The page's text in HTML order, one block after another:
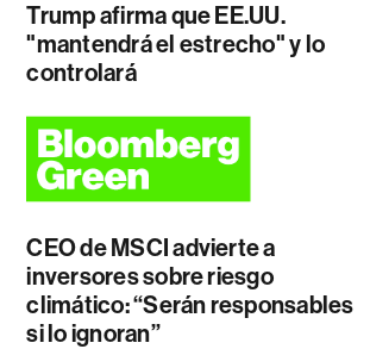
Trump afirma que EE.UU.
"mantendrá el estrecho" y lo
controlará
CEO de MSCI advierte a
inversores sobre riesgo
climático: “Serán responsables
si lo ignoran”